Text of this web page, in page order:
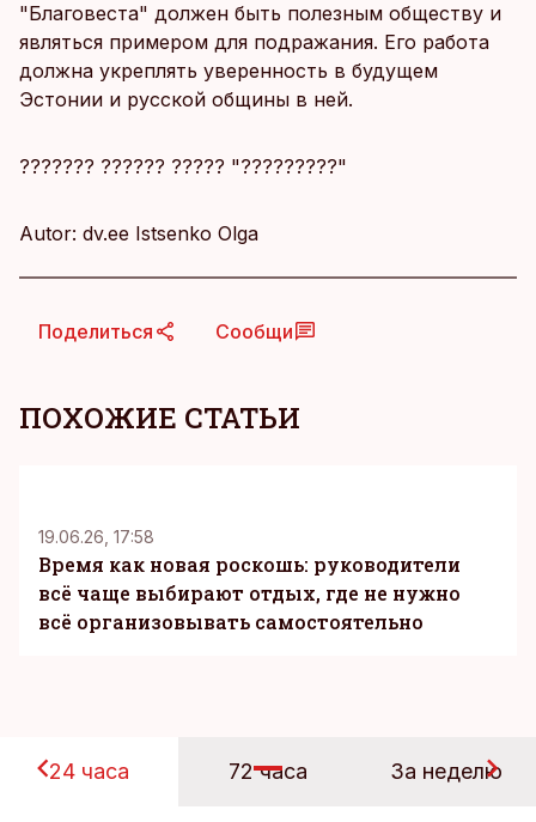
"Благовеста" должен быть полезным обществу и
являться примером для подражания. Его работа
должна укреплять уверенность в будущем
Эстонии и русской общины в ней.
??????? ?????? ????? "?????????"
Autor: dv.ee Istsenko Olga
Поделиться Сообщи
ПОХОЖИЕ СТАТЬИ
19.06.26, 17:58
Время как новая роскошь: руководители
всё чаще выбирают отдых, где не нужно
всё организовывать самостоятельно
24 часа 72 часа За неделю